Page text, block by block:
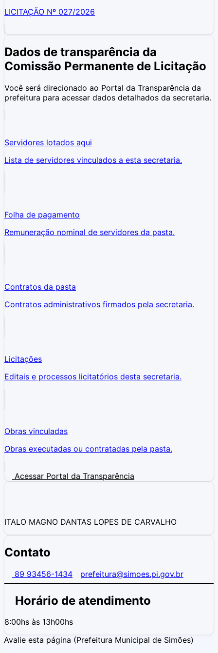
LICITAÇÃO Nº 027/2026
Dados de transparência da
Comissão Permanente de Licitação
Você será direcionado ao Portal da Transparência da
prefeitura para acessar dados detalhados da secretaria.
Servidores lotados aqui
Lista de servidores vinculados a esta secretaria.
Folha de pagamento
Remuneração nominal de servidores da pasta.
Contratos da pasta
Contratos administrativos firmados pela secretaria.
Licitações
Editais e processos licitatórios desta secretaria.
Obras vinculadas
Obras executadas ou contratadas pela pasta.
Acessar Portal da Transparência
ITALO MAGNO DANTAS LOPES DE CARVALHO
Contato
89 93456-1434 prefeitura@simoes.pi.gov.br
Horário de atendimento
8:00hs às 13h00hs
Avalie esta página (Prefeitura Municipal de Simões)